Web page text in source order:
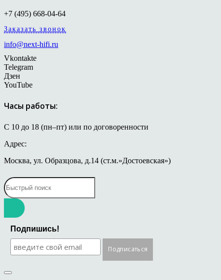
+7 (495) 668-04-64
Заказать звонок
info@next-hifi.ru
Vkontakte
Telegram
Дзен
YouTube
Часы работы:
С 10 до 18 (пн–пт) или по договоренности
Адрес:
Москва, ул. Образцова, д.14 (ст.м.»Достоевская»)
Подпишись!